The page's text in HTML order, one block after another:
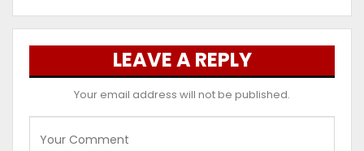
LEAVE A REPLY
Your email address will not be published.